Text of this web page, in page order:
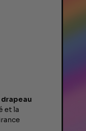
drapeau
et la